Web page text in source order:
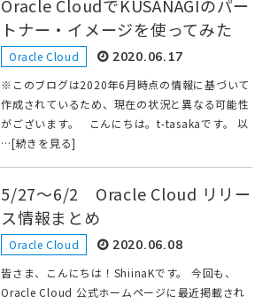
Oracle CloudでKUSANAGIのパー
トナー・イメージを使ってみた
Oracle Cloud 2020.06.17
※このブログは2020年6月時点の情報に基づいて
作成されているため、現在の状況と異なる可能性
がございます。 こんにちは。t-tasakaです。 以
…[続きを見る]
5/27～6/2 Oracle Cloud リリー
ス情報まとめ
Oracle Cloud 2020.06.08
皆さま、こんにちは！ShiinaKです。 今回も、
Oracle Cloud 公式ホームページに最近掲載され